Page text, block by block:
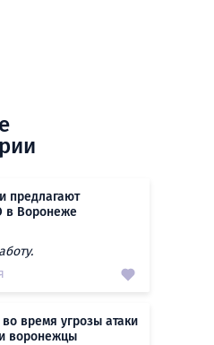
предлагают
в Воронеже
время угрозы атаки
воронежцы